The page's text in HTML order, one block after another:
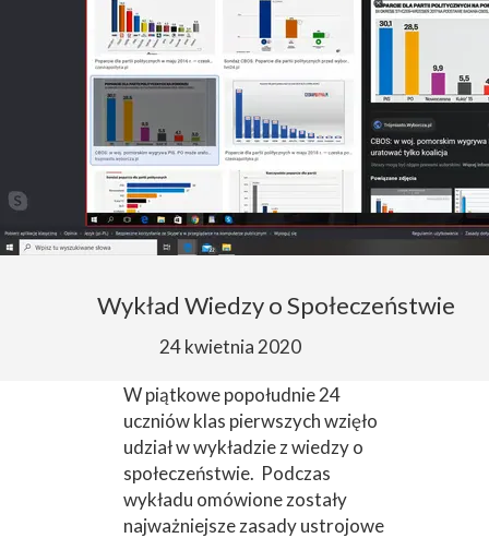
24 kwietnia 2020
Wykład Wiedzy o Społeczeństwie
W piątkowe popołudnie 24
uczniów klas pierwszych wzięło
udział w wykładzie z wiedzy o
społeczeństwie. Podczas
wykładu omówione zostały
najważniejsze zasady ustrojowe